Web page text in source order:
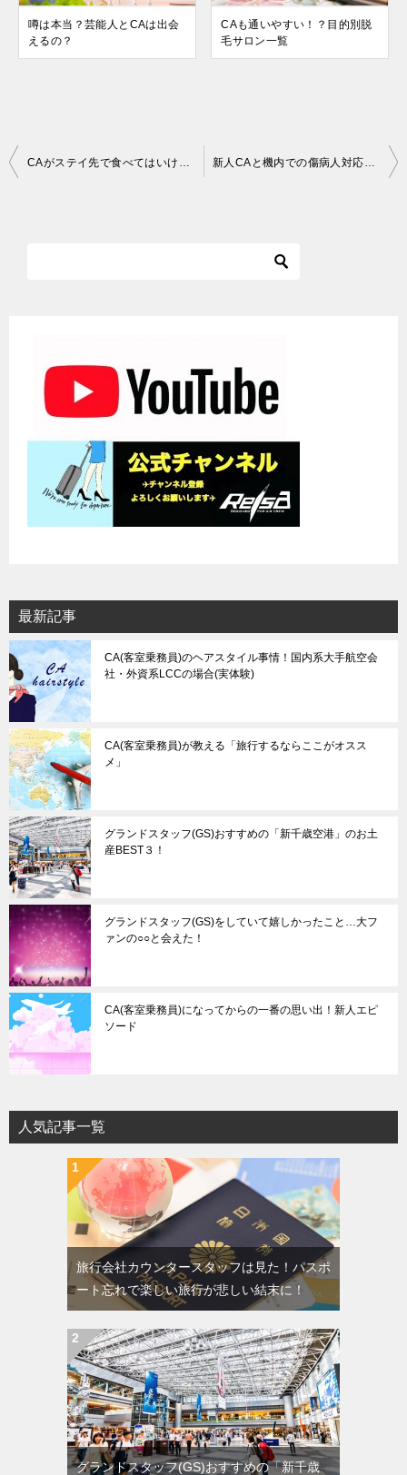
噂は本当？芸能人とCAは出会
えるの？
CAも通いやすい！？目的別脱
毛サロン一覧
投
CAがステイ先で食べてはいけないもの 新人CAと機内での傷病人対応。AEDで心肺蘇生
最新記事
CA(客室乗務員)のヘアスタイル事情！国内系大手航空会
社・外資系LCCの場合(実体験)
CA(客室乗務員)が教える「旅行するならここがオスス
メ」
グランドスタッフ(GS)おすすめの「新千歳空港」のお土
産BEST３！
グランドスタッフ(GS)をしていて嬉しかったこと…大フ
ァンの○○と会えた！
CA(客室乗務員)になってからの一番の思い出！新人エピ
ソード
人気記事一覧
旅行会社カウンタースタッフは見た！パスポ
ート忘れで楽しい旅行が悲しい結末に！
グランドスタッフ(GS)おすすめの「新千歳